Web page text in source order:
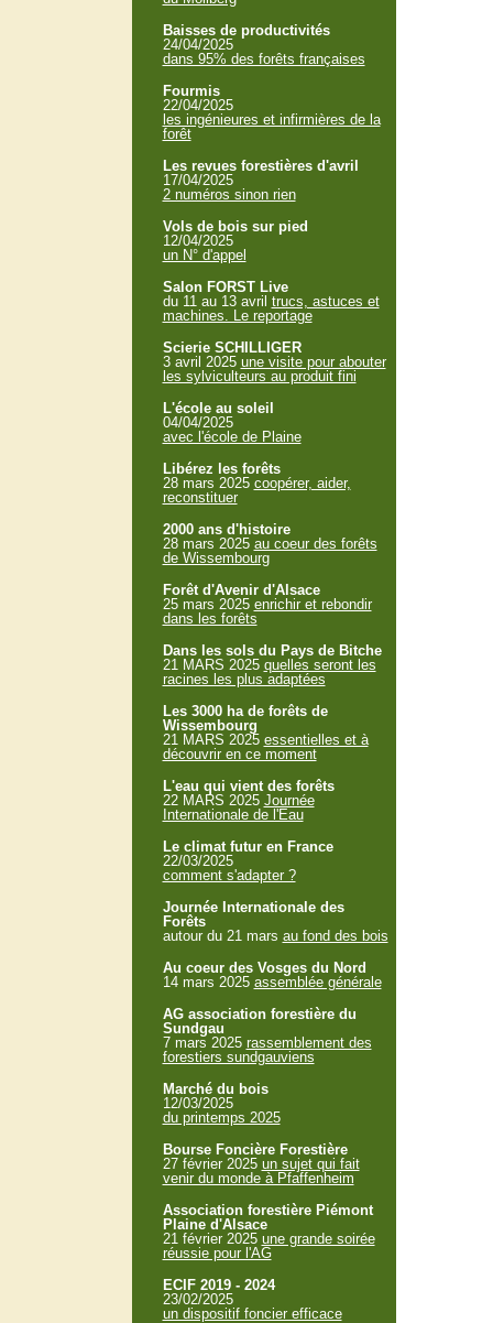
Baisses de productivités
24/04/2025
dans 95% des forêts françaises
Fourmis
22/04/2025
les ingénieures et infirmières de la
forêt
Les revues forestières d'avril
17/04/2025
2 numéros sinon rien
Vols de bois sur pied
12/04/2025
un N° d'appel
Salon FORST Live
du 11 au 13 avril trucs, astuces et
machines. Le reportage
Scierie SCHILLIGER
3 avril 2025 une visite pour abouter
les sylviculteurs au produit fini
L'école au soleil
04/04/2025
avec l'école de Plaine
Libérez les forêts
28 mars 2025 coopérer, aider,
reconstituer
2000 ans d'histoire
28 mars 2025 au coeur des forêts
de Wissembourg
Forêt d'Avenir d'Alsace
25 mars 2025 enrichir et rebondir
dans les forêts
Dans les sols du Pays de Bitche
21 MARS 2025 quelles seront les
racines les plus adaptées
Les 3000 ha de forêts de
Wissembourg
21 MARS 2025 essentielles et à
découvrir en ce moment
L'eau qui vient des forêts
22 MARS 2025 Journée
Internationale de l'Eau
Le climat futur en France
22/03/2025
comment s'adapter ?
Journée Internationale des
Forêts
autour du 21 mars au fond des bois
Au coeur des Vosges du Nord
14 mars 2025 assemblée générale
AG association forestière du
Sundgau
7 mars 2025 rassemblement des
forestiers sundgauviens
Marché du bois
12/03/2025
du printemps 2025
Bourse Foncière Forestière
27 février 2025 un sujet qui fait
venir du monde à Pfaffenheim
Association forestière Piémont
Plaine d'Alsace
21 février 2025 une grande soirée
réussie pour l'AG
ECIF 2019 - 2024
23/02/2025
un dispositif foncier efficace